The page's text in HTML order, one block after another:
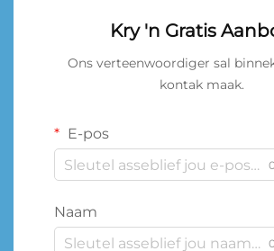
Kry 'n Gratis
Ons verteenwoordiger sal
kontak maak.
E-pos
Naam